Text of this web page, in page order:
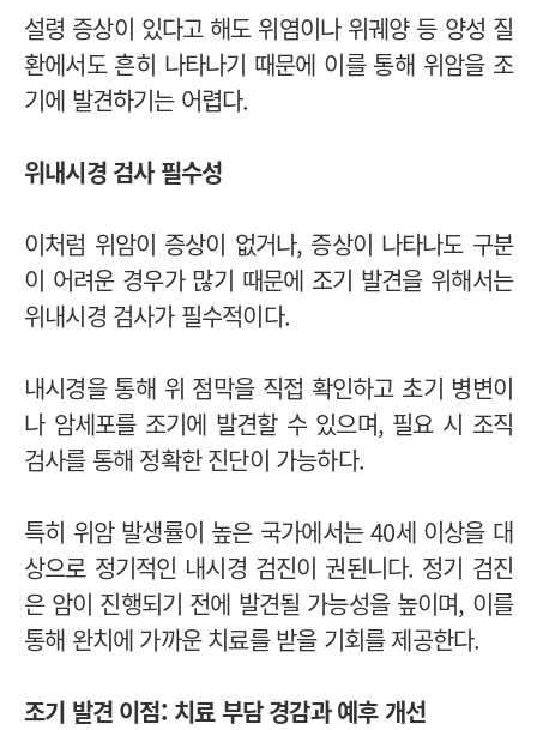
설령 증상이 있다고 해도 위염이나 위궤양 등 양성 질
환에서도 흔히 나타나기 때문에 이를 통해 위암을 조
기에 발견하기는 어렵다.
위내시경 검사 필수성
이처럼 위암이 증상이 없거나, 증상이 나타나도 구분
이 어려운 경우가 많기 때문에 조기 발견을 위해서는
위내시경 검사가 필수적이다.
내시경을 통해 위 점막을 직접 확인하고 초기 병변이
나 암세포를 조기에 발견할 수 있으며, 필요 시 조직
검사를 통해 정확한 진단이 가능하다.
특히 위암 발생률이 높은 국가에서는 40세 이상을 대
상으로 정기적인 내시경 검진이 권된니다. 정기 검진
은 암이 진행되기 전에 발견될 가능성을 높이며, 이를
통해 완치에 가까운 치료를 받을 기회를 제공한다.
조기 발견 이점: 치료 부담 경감과 예후 개선